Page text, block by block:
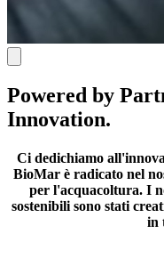
Powered by
Innovation.
Ci dedichiamo
BioMar è radicato nel
per l'acquacoltura. I
sostenibili sono stati
in